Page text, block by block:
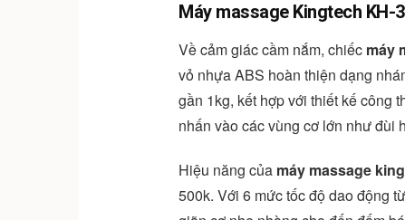
Máy massage Kingtech KH-
Về cảm giác cầm nắm, chiếc máy
vỏ nhựa ABS hoàn thiện dạng
gần 1kg, kết hợp với thiết kế công
nhấn vào các vùng cơ lớn như đùi
Hiệu năng của máy massage
500k. Với 6 mức tốc độ dao động